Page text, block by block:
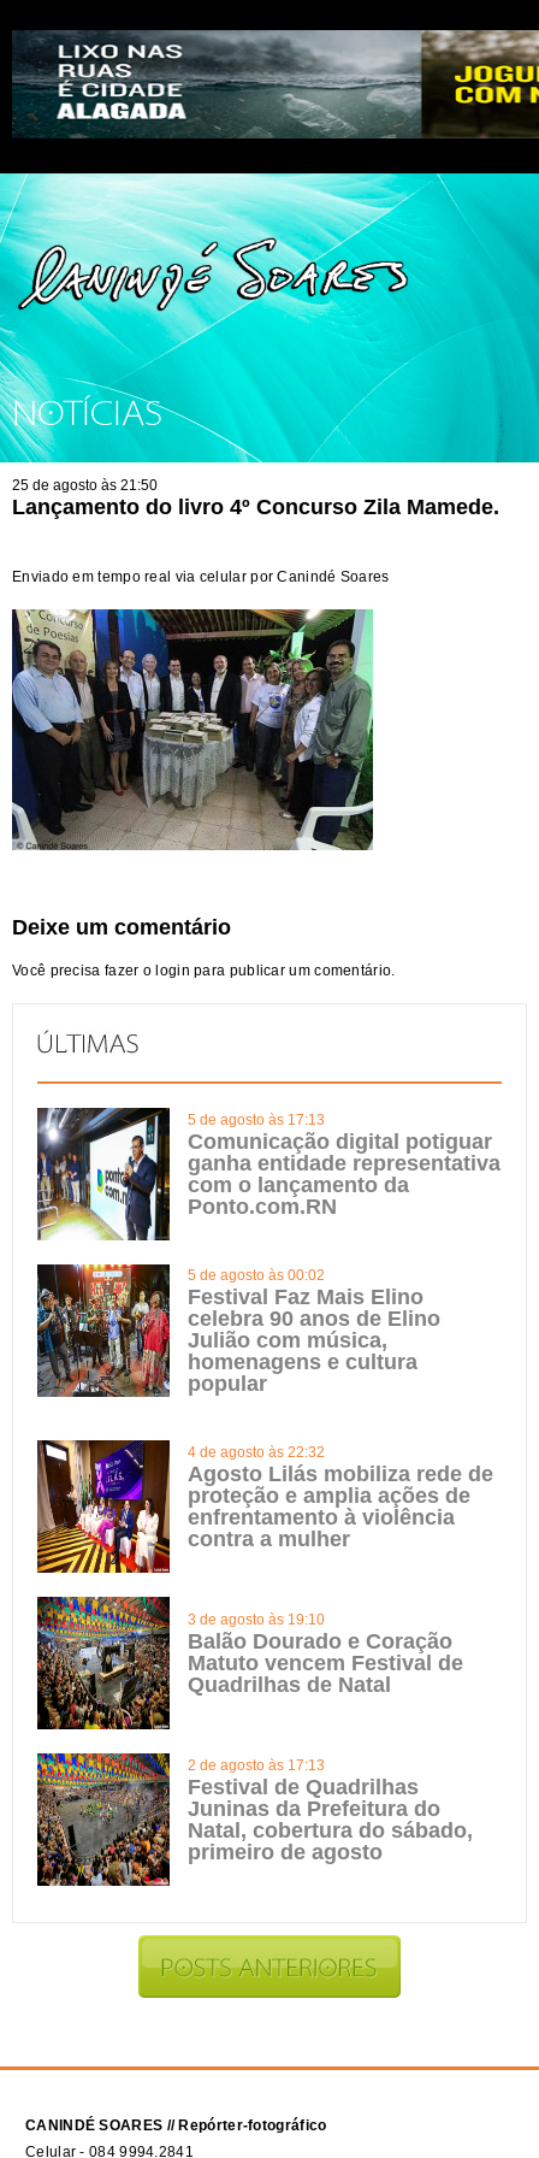
NOTÍCIAS
25 de agosto às 21:50
Lançamento do livro 4º Concurso Zila Mamede.
Enviado em tempo real via celular por Canindé Soares
Deixe um comentário
Você precisa fazer o login para publicar um comentário.
5 de agosto às 17:13
Comunicação digital potiguar
ganha entidade representativa
com o lançamento da
Ponto.com.RN
5 de agosto às 00:02
Festival Faz Mais Elino
celebra 90 anos de Elino
Julião com música,
homenagens e cultura
popular
4 de agosto às 22:32
Agosto Lilás mobiliza rede de
proteção e amplia ações de
enfrentamento à violência
contra a mulher
3 de agosto às 19:10
Balão Dourado e Coração
Matuto vencem Festival de
Quadrilhas de Natal
2 de agosto às 17:13
Festival de Quadrilhas
Juninas da Prefeitura do
Natal, cobertura do sábado,
primeiro de agosto
CANINDÉ SOARES // Repórter-fotográfico
Celular - 084 9994.2841